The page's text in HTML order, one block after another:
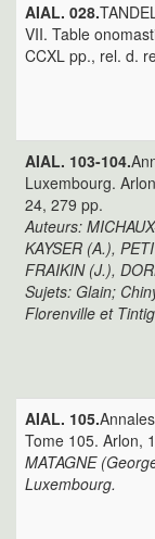
AIAL. 028.
VII. Table
CCXL pp., rel. d.
AIAL. 103-104.
Luxembourg.
24, 279 pp.
Auteurs:
KAYSER (A.),
FRAIKIN (J.),
Sujets: Glain;
Florenville et
AIAL. 105.
Tome 105. Arlon,
MATAGNE
Luxembourg.